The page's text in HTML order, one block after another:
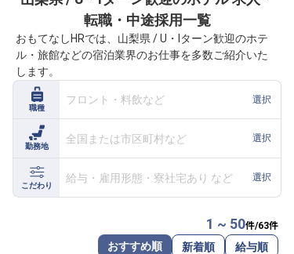
就職・転職 合同説明会
おもてなしHRについて
ご利用の流れ
よくある質問
ホテル・宿泊業界情報コラム
転職サポートに申し込む
転職・中途採用一覧
おもてなしHRでは、山梨県 / U・Iターン歓迎のホテ
ル・旅館などの宿泊業界のお仕事を多数ご紹介いた
します。
職種
フロント・料飲など 選択
勤務地
全国または市区町村など 選択
こだわり
給与・雇用形態・寮社宅あり など 選択
1 ~ 50件/63件
おすすめ順 新着順 給与順